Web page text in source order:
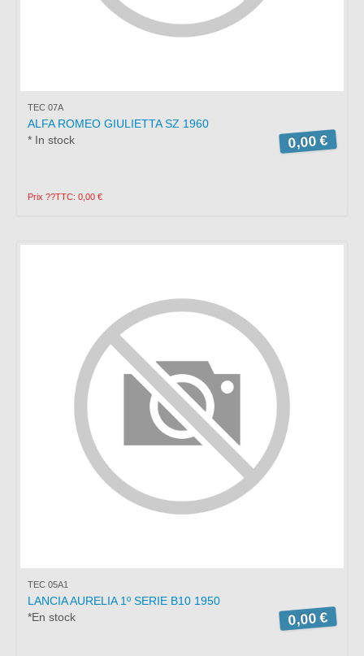
TEC 07A
ALFA ROMEO GIULIETTA SZ 1960
* In stock
0,00 €
Prix ??TTC: 0,00 €
TEC 05A1
LANCIA AURELIA 1º SERIE B10 1950
*En stock
0,00 €